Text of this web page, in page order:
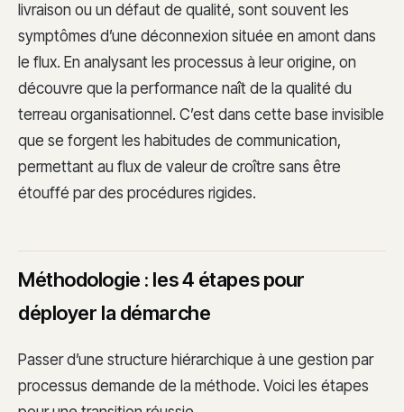
livraison ou un défaut de qualité, sont souvent les
symptômes d’une déconnexion située en amont dans
le flux. En analysant les processus à leur origine, on
découvre que la performance naît de la qualité du
terreau organisationnel. C’est dans cette base invisible
que se forgent les habitudes de communication,
permettant au flux de valeur de croître sans être
étouffé par des procédures rigides.
Méthodologie : les 4 étapes pour
déployer la démarche
Passer d’une structure hiérarchique à une gestion par
processus demande de la méthode. Voici les étapes